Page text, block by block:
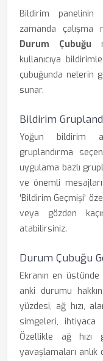
Bildirim panelinin
zamanda çalışma
Durum Çubuğu
kullanıcıya
çubuğunda nelerin
sunar.
Bildirim
Yoğun bildirim
gruplandırma
uygulama bazlı
ve önemli mesajları
'Bildirim Geçmişi'
veya gözden
atabilirsiniz.
Durum Çubuğu
Ekranın en üstünde
anki durumu
yüzdesi, ağ hızı,
simgeleri, ihtiyaca
Özellikle ağ hızı
yavaşlamaları